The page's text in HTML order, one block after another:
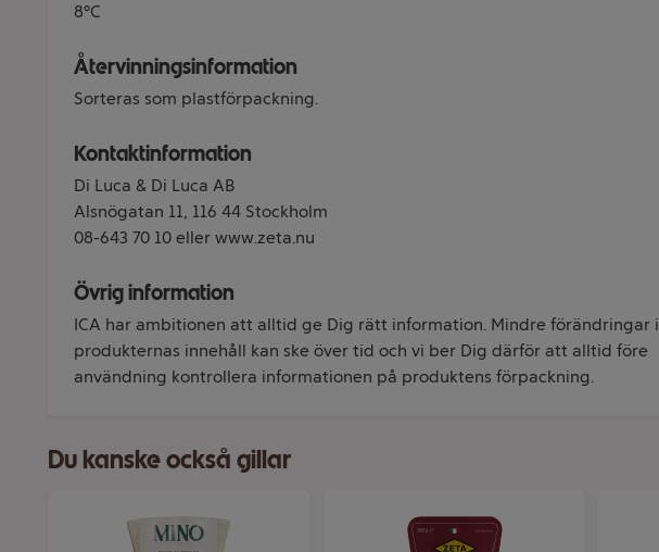
8°C
Återvinningsinformation
Sorteras som plastförpackning.
Kontaktinformation
Di Luca & Di Luca AB
Alsnögatan 11, 116 44 Stockholm
08-643 70 10 eller www.zeta.nu
Övrig information
ICA har ambitionen att alltid ge Dig rätt information. Mindre förändringar i
produkternas innehåll kan ske över tid och vi ber Dig därför att alltid före
användning kontrollera informationen på produktens förpackning.
Du kanske också gillar